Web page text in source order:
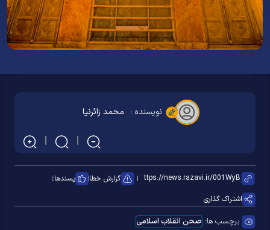
نویسنده : محمد زائرنیا
گزارش خطا
پسندها:
اشتراک گذاری
برچسب ها: صحن انقلاب اسلامی